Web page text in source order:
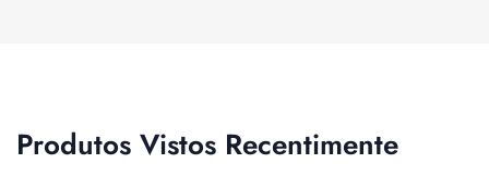
Produtos Vistos Recentimente